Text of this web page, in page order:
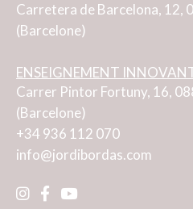
Carretera de Barcelona, 12,
(Barcelone)
ENSEIGNEMENT
Carrer Pintor Fortuny, 16,
(Barcelone)
+34 936 112 070
info@jordibordas.com